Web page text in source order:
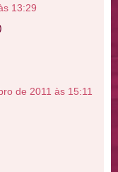
13:29
de 2011 às 15:11